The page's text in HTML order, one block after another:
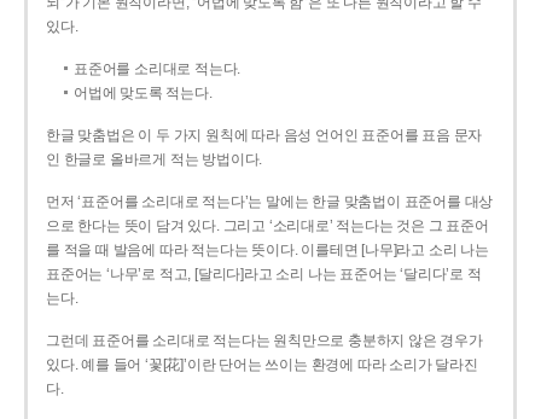
있다.
표준어를 소리대로 적는다.
어법에 맞도록 적는다.
한글 맞춤법은 이 두 가지 원칙에 따라 음성 언어인 표준어를 표음 문자
인 한글로 올바르게 적는 방법이다.
먼저 ‘표준어를 소리대로 적는다’는 말에는 한글 맞춤법이 표준어를 대상
으로 한다는 뜻이 담겨 있다. 그리고 ‘소리대로’ 적는다는 것은 그 표준어
를 적을 때 발음에 따라 적는다는 뜻이다. 이를테면 [나무]라고 소리 나는
표준어는 ‘나무’로 적고, [달리다]라고 소리 나는 표준어는 ‘달리다’로 적
는다.
그런데 표준어를 소리대로 적는다는 원칙만으로 충분하지 않은 경우가
있다. 예를 들어 ‘꽃[花]’이란 단어는 쓰이는 환경에 따라 소리가 달라진
다.